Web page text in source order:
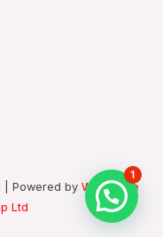
| Powered by Workplace
Ltd
1